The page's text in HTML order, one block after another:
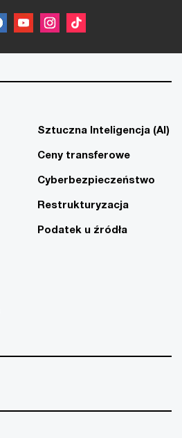
Sztuczna Inteligencja (AI)
Ceny transferowe
Cyberbezpieczeństwo
Restrukturyzacja
Podatek u źródła